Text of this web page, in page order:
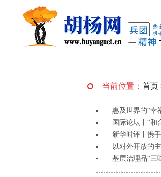
当前位置： 首页
惠及世界的“幸
国际论坛丨“和
新华时评丨携
以对外开放的
基层治理品“三